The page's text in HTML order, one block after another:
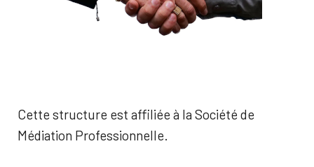
Cette structure est affiliée à la Société de
Médiation Professionnelle.